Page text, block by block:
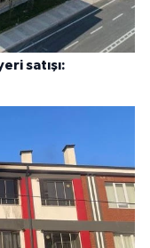
satışı: